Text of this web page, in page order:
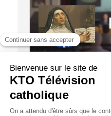
HORS-SÉRIE
Marie de l’Incarnation
François (6/6)
27/07/2022